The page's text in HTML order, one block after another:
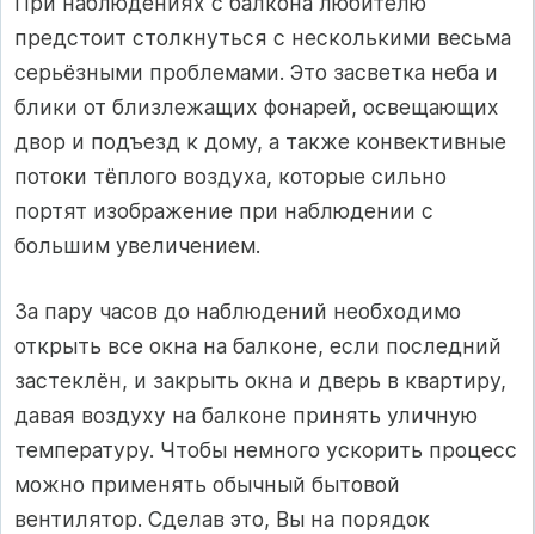
предстоит столкнуться с несколькими весьма
серьёзными проблемами. Это засветка неба и
блики от близлежащих фонарей, освещающих
двор и подъезд к дому, а также конвективные
потоки тёплого воздуха, которые сильно
портят изображение при наблюдении с
большим увеличением.
За пару часов до наблюдений необходимо
открыть все окна на балконе, если последний
застеклён, и закрыть окна и дверь в квартиру,
давая воздуху на балконе принять уличную
температуру. Чтобы немного ускорить процесс
можно применять обычный бытовой
вентилятор. Сделав это, Вы на порядок